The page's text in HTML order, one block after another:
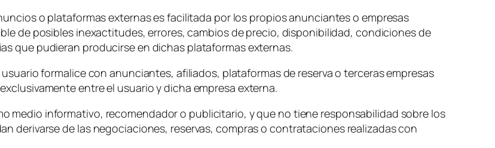
o plataformas externas es facilitada por los propios anunciantes o empresas
de posibles inexactitudes, errores, cambios de precio, disponibilidad, condiciones de
que pudieran producirse en dichas plataformas externas.
formalice con anunciantes, afiliados, plataformas de reserva o terceras empresas
entre el usuario y dicha empresa externa.
medio informativo, recomendador o publicitario, y que no tiene responsabilidad sobre los
derivarse de las negociaciones, reservas, compras o contrataciones realizadas con